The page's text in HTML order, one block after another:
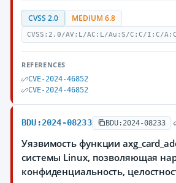
CVSS 2.0 MEDIUM 6.8
CVSS:2.0/AV:L/AC:L/Au:S/C:C/I:C/A:C
REFERENCES
CVE-2024-46852
CVE-2024-46852
BDU:2024-08233 BDU:2024-08233
Уязвимость функции
системы Linux, позволяющая
конфиденциальность,